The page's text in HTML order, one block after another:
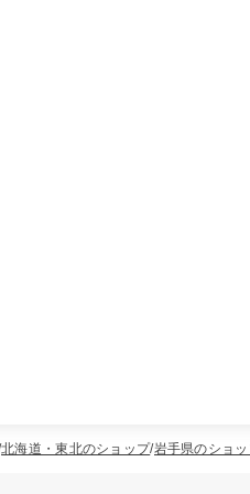
北海道・東北のショップ 岩手県のショ